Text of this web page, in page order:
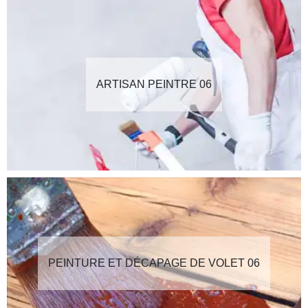
ARTISAN PEINTRE 06
PEINTURE ET DÉCAPAGE DE VOLET 06